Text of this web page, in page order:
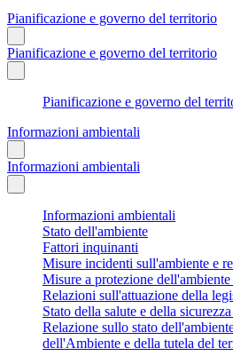
Pianificazione e governo del territorio
Pianificazione e governo del territorio
Pianificazione e governo del
Informazioni ambientali
Informazioni ambientali
Informazioni ambientali
Stato dell'ambiente
Fattori inquinanti
Misure incidenti sull'ambiente e
Misure a protezione
Relazioni sull'attuazione della
Stato della salute e della
Relazione sullo stato
dell'Ambiente e della tutela del